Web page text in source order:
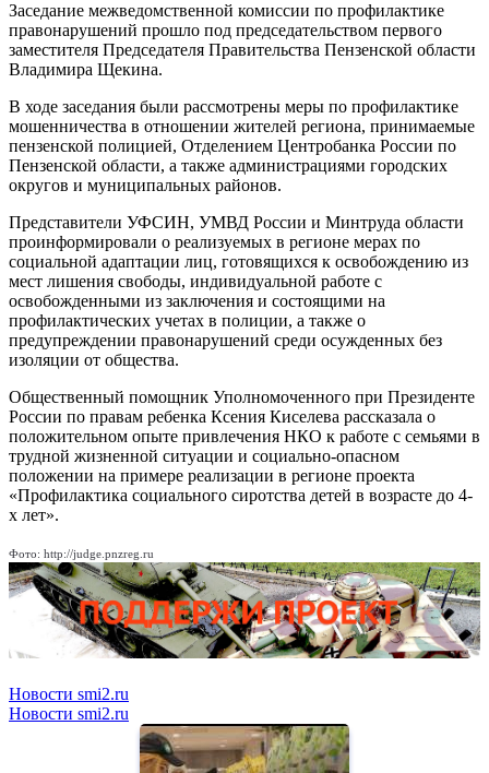
Заседание межведомственной комиссии по профилактике
правонарушений прошло под председательством первого
заместителя Председателя Правительства Пензенской области
Владимира Щекина.
В ходе заседания были рассмотрены меры по профилактике
мошенничества в отношении жителей региона, принимаемые
пензенской полицией, Отделением Центробанка России по
Пензенской области, а также администрациями городских
округов и муниципальных районов.
Представители УФСИН, УМВД России и Минтруда области
проинформировали о реализуемых в регионе мерах по
социальной адаптации лиц, готовящихся к освобождению из
мест лишения свободы, индивидуальной работе с
освобожденными из заключения и состоящими на
профилактических учетах в полиции, а также о
предупреждении правонарушений среди осужденных без
изоляции от общества.
Общественный помощник Уполномоченного при Президенте
России по правам ребенка Ксения Киселева рассказала о
положительном опыте привлечения НКО к работе с семьями в
трудной жизненной ситуации и социально-опасном
положении на примере реализации в регионе проекта
«Профилактика социального сиротства детей в возрасте до 4-
х лет».
Фото: http://judge.pnzreg.ru
Новости smi2.ru
Новости smi2.ru